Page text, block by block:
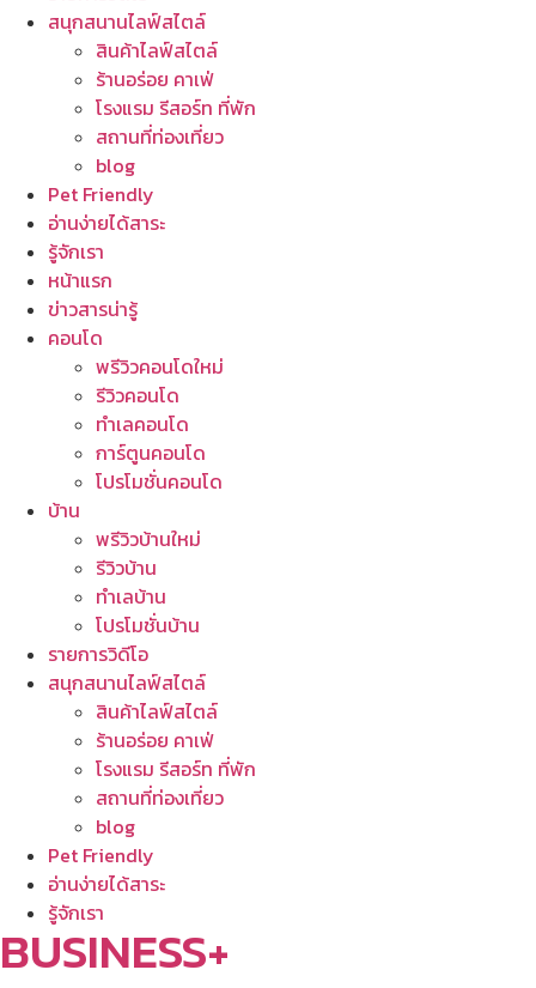
สนุกสนานไลฟ์สไตล์
สินค้าไลฟ์สไตล์
ร้านอร่อย คาเฟ่
โรงแรม รีสอร์ท ที่พัก
สถานที่ท่องเที่ยว
blog
Pet Friendly
อ่านง่ายได้สาระ
รู้จักเรา
หน้าแรก
ข่าวสารน่ารู้
คอนโด
พรีวิวคอนโดใหม่
รีวิวคอนโด
ทำเลคอนโด
การ์ตูนคอนโด
โปรโมชั่นคอนโด
บ้าน
พรีวิวบ้านใหม่
รีวิวบ้าน
ทำเลบ้าน
โปรโมชั่นบ้าน
รายการวิดีโอ
สนุกสนานไลฟ์สไตล์
สินค้าไลฟ์สไตล์
ร้านอร่อย คาเฟ่
โรงแรม รีสอร์ท ที่พัก
สถานที่ท่องเที่ยว
blog
Pet Friendly
อ่านง่ายได้สาระ
รู้จักเรา
BUSINESS+